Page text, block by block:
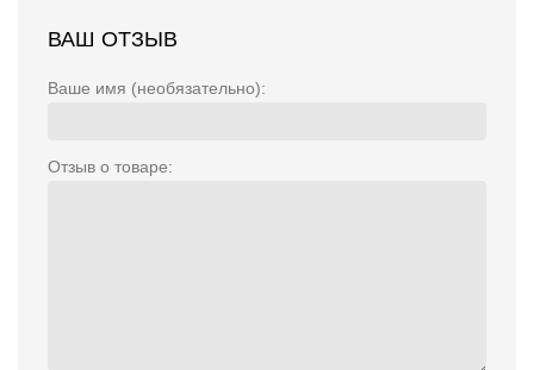
ВАШ ОТЗЫВ
Ваше имя (необязательно):
Отзыв о товаре: